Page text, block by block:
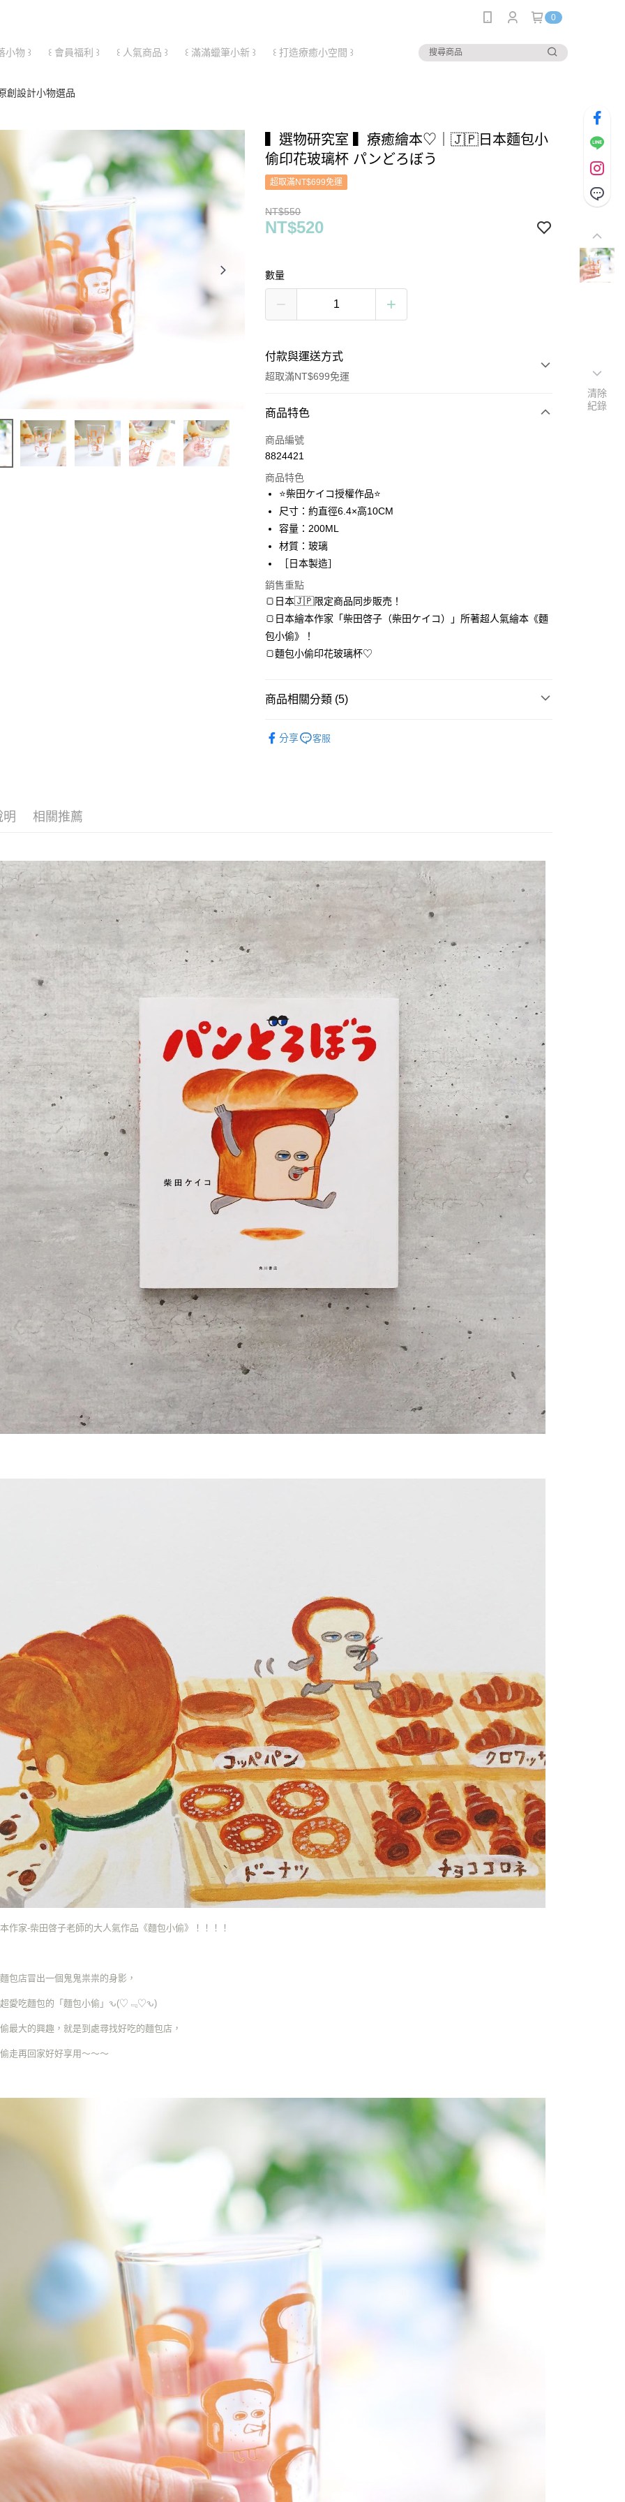
0
小物 ꒱ ꒰ 會員福利 ꒱ ꒰ 人氣商品 ꒱ ꒰ 滿滿蠟筆小新 ꒱ ꒰ 打造療癒小空間 ꒱
創設計小物選品
▍選物研究室 ▍療癒繪本♡｜🇯🇵日本麵包小
偷印花玻璃杯 パンどろぼう
超取滿NT$699免運
NT$550
NT$520
數量
付款與運送方式
超取滿NT$699免運
付款方式
信用卡一次付款
LINE Pay
Apple Pay
街口支付
悠遊付
AFTEE先享後付
相關說明
【關於「AFTEE先享後付」】
AFTEE先享後付是「在收到商品之後才付款」的支付方式。 讓您購物簡單
便利好安心！
１．簡單：不需註冊會員、不需綁卡、不需儲值。
付」結帳頁面，進行簡訊認證並確認金額後，即可完成結帳。
【注意事項】
１．透過由恩沛科技股份有限公司提供之「AFTEE先享後付」服務完成之
交易，需依本服務之必要範圍內提供個人資料，並將交易相關給付款項請
求債權轉讓予恩沛科技股份有限公司。
２．關於個人資料處理事宜，請瀏覽以下網址：
https://aftee.tw/terms/#terms3
３．未成年的使用者請事先徵得法定代理人或監護人之同意方可使用
「AFTEE先享後付」，若未經同意申辦者引起之損失，本公司不負相關責
任。
４．使用「AFTEE先享後付」時，將依據個別帳號之用戶狀況，依本公司
即時審查核予不同之上限額度；若仍有額度不足之情形，本公司將視審查
５．嚴禁一人註冊多個帳號或使用他人資訊註冊。若發現惡意使用之情
形，恩沛科技股份有限公司將有權停止該用戶之使用額度並採取法律行
動。
ATM付款
全家取貨付款
宅配
每筆NT$80，滿NT$899(含以上)免運費
商品特色
商品編號
8824421
商品特色
⭐柴田ケイコ授權作品⭐
尺寸：約直徑6.4×高10CM
容量：200ML
材質：玻璃
［日本製造］
銷售重點
🍞日本🇯🇵限定商品同步販売！
🍞日本繪本作家「柴田啓子（柴田ケイコ）」所著超人氣繪本《麵
包小偷》！
🍞麵包小偷印花玻璃杯♡
商品相關分類 (5)
選品分享 客服
明 相關推薦
作家-柴田啓子老師的大人氣作品《麵包小偷》！！！！
包店冒出一個鬼鬼祟祟的身影，
愛吃麵包的「麵包小偷」ԅ(♡﹃♡ԅ)
最大的興趣，就是到處尋找好吃的麵包店，
走再回家好好享用～～～
清除
紀錄